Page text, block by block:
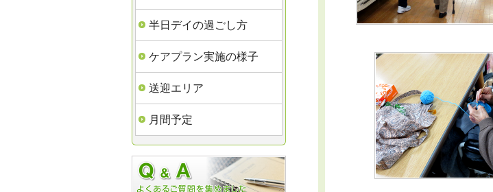
半日デイの過ごし方
ケアプラン実施の様子
送迎エリア
月間予定